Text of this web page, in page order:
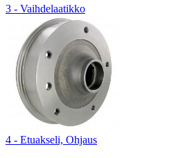
3 - Vaihdelaatikko
4 - Etuakseli, Ohjaus